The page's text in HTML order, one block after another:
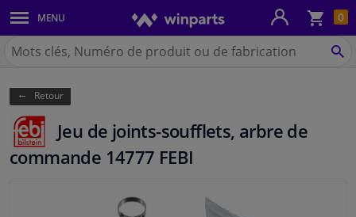
0
MENU
Carrosserie & tôles
Feux & ampoules
Freinage
Système d'échappement
Chercher
Winparts.be
Retour
Jeu de joints-soufflets, arbre de
commande 14777 FEBI